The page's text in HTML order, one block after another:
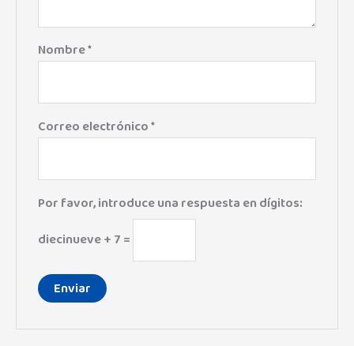
Nombre*
Correo electrónico*
Por favor, introduce una respuesta en dígitos:
diecinueve + 7 =